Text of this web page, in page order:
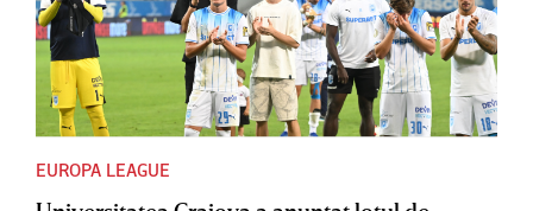
EUROPA LEAGUE